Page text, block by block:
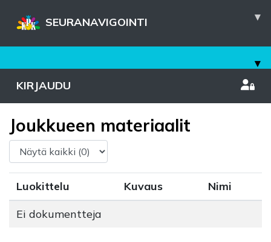
SEURANAVIGOINTI ▾
▾
KIRJAUDU
Joukkueen materiaalit
Luokittelu Kuvaus
Nimi
Ei dokumentteja